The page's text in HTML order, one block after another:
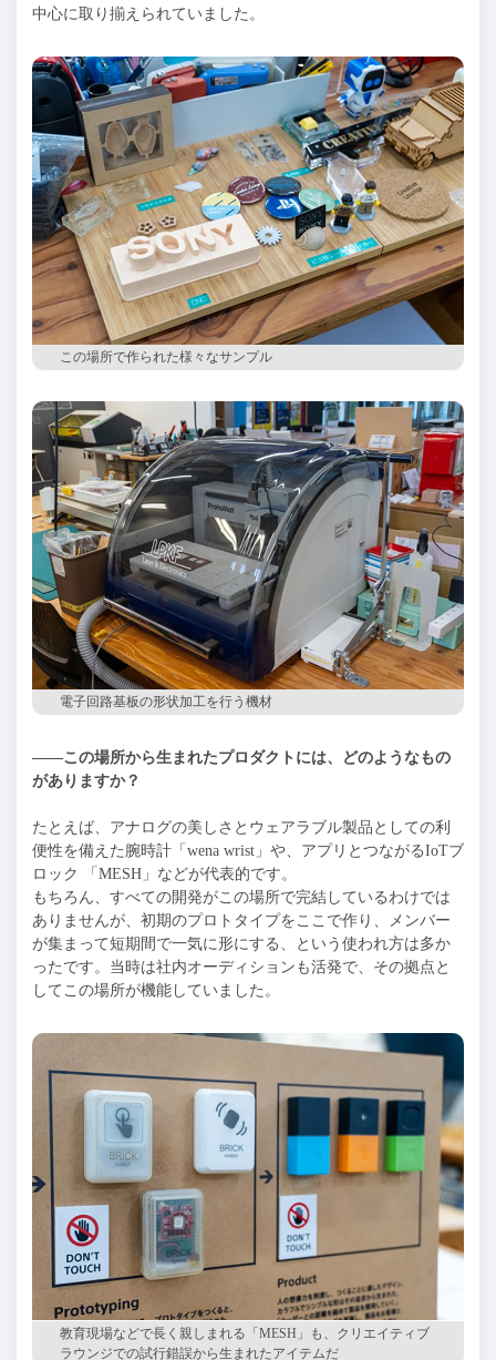
中心に取り揃えられていました。
この場所で作られた様々なサンプル
電子回路基板の形状加工を行う機材
——この場所から生まれたプロダクトには、どのようなもの
がありますか？
たとえば、アナログの美しさとウェアラブル製品としての利
便性を備えた腕時計「wena wrist」や、アプリとつながるIoTブ
ロック 「MESH」などが代表的です。
もちろん、すべての開発がこの場所で完結しているわけでは
ありませんが、初期のプロトタイプをここで作り、メンバー
が集まって短期間で一気に形にする、という使われ方は多か
ったです。当時は社内オーディションも活発で、その拠点と
してこの場所が機能していました。
教育現場などで長く親しまれる「MESH」も、クリエイティブ
ラウンジでの試行錯誤から生まれたアイテムだ